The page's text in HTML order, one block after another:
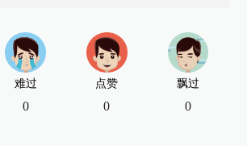
难过
0
点赞
0
飘过
0